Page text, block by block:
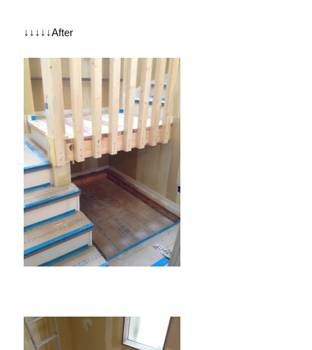
↓↓↓↓↓After